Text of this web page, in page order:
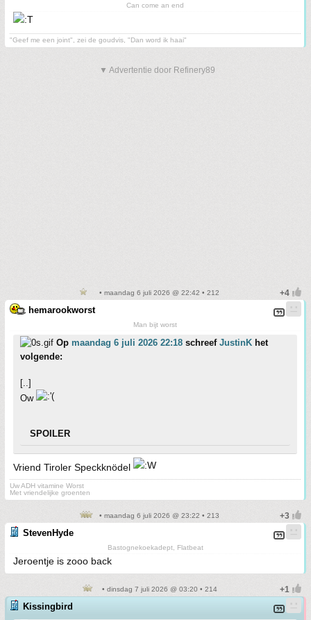
Can come an end
"Geef me een joint", zei de goudvis, "Dan word ik haai"
▼ Advertentie door Refinery89
• maandag 6 juli 2026 @ 22:42 • 212
hemarookworst
Man bijt worst
Op maandag 6 juli 2026 22:18 schreef JustinK het
volgende:
[..]
Ow
SPOILER
Vriend Tiroler Speckknödel
Uw ADH vitamine Worst
Met vriendelijke groenten
• maandag 6 juli 2026 @ 23:22 • 213
StevenHyde
Bastognekoekadept, Flatbeat
Jeroentje is zooo back
• dinsdag 7 juli 2026 @ 03:20 • 214
Kissingbird